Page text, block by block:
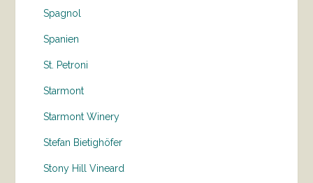
Spagnol
Spanien
St. Petroni
Starmont
Starmont Winery
Stefan Bietighöfer
Stony Hill Vineard